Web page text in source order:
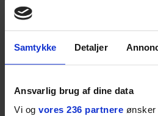
Samtykke Detaljer
Ansvarlig brug af dine data
Vi og vores 236 partnere
drak sig
uvenner med
det naturligt
stemningen og